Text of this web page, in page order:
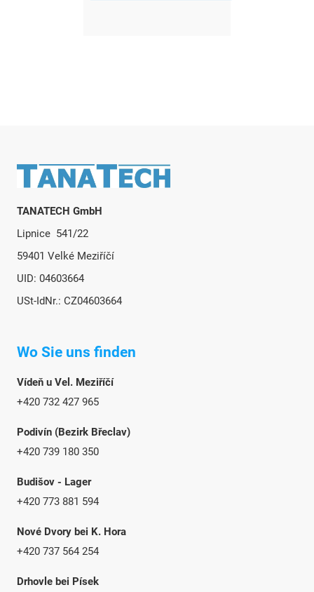
Fußzeile
TANATECH GmbH
Lipnice 541/22
59401 Velké Meziříčí
UID: 04603664
USt-IdNr.: CZ04603664
Wo Sie uns finden
Vídeň u Vel. Meziříčí
+420 732 427 965
Podivín (Bezirk Břeclav)
+420 739 180 350
Budišov - Lager
+420 773 881 594
Nové Dvory bei K. Hora
+420 737 564 254
Drhovle bei Písek